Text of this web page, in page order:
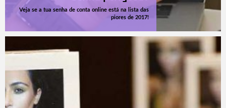
Veja se a tua senha de conta online está na lista das
piores de 2017!